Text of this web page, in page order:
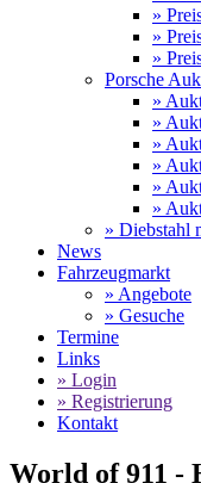
»
»
»
Porsche
»
»
»
»
»
»
» Diebstahl
News
Fahrzeugmarkt
» Angebote
» Gesuche
Termine
Links
» Login
» Registrierung
Kontakt
World of 911 -